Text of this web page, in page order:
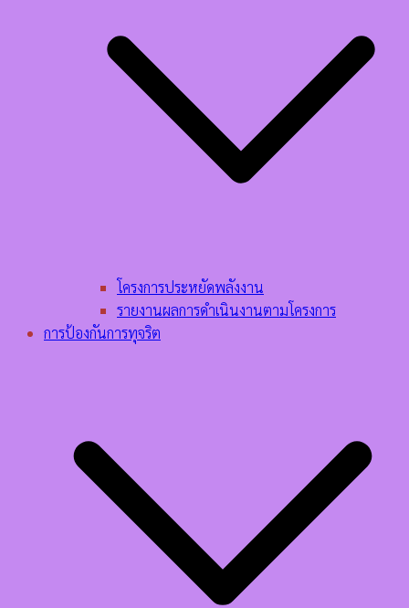
โครงการประหยัดพลังงาน
รายงานผลการดำเนินงานตามโครงการ
การป้องกันการทุจริต